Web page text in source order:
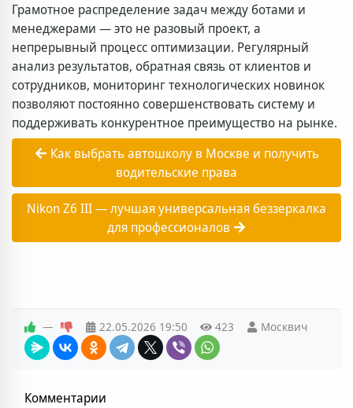
Грамотное распределение задач между ботами и
менеджерами — это не разовый проект, а
непрерывный процесс оптимизации. Регулярный
анализ результатов, обратная связь от клиентов и
сотрудников, мониторинг технологических новинок
позволяют постоянно совершенствовать систему и
поддерживать конкурентное преимущество на рынке.
Как выбрать автошколу в Москве и получить
водительские права
Nikon Z6 III — лучшая универсальная беззеркалка
для профессионалов
— 22.05.2026 19:50 423 Москвич
Комментарии